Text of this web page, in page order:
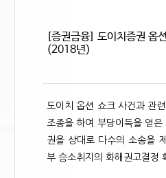
[증권금융] 도이치증권 옵
(2018년)
도이치 옵션 쇼크 사건과 관
조종을 하여 부당이득을 얻
권을 상대로 다수의 소송을
부 승소취지의 화해권고결정